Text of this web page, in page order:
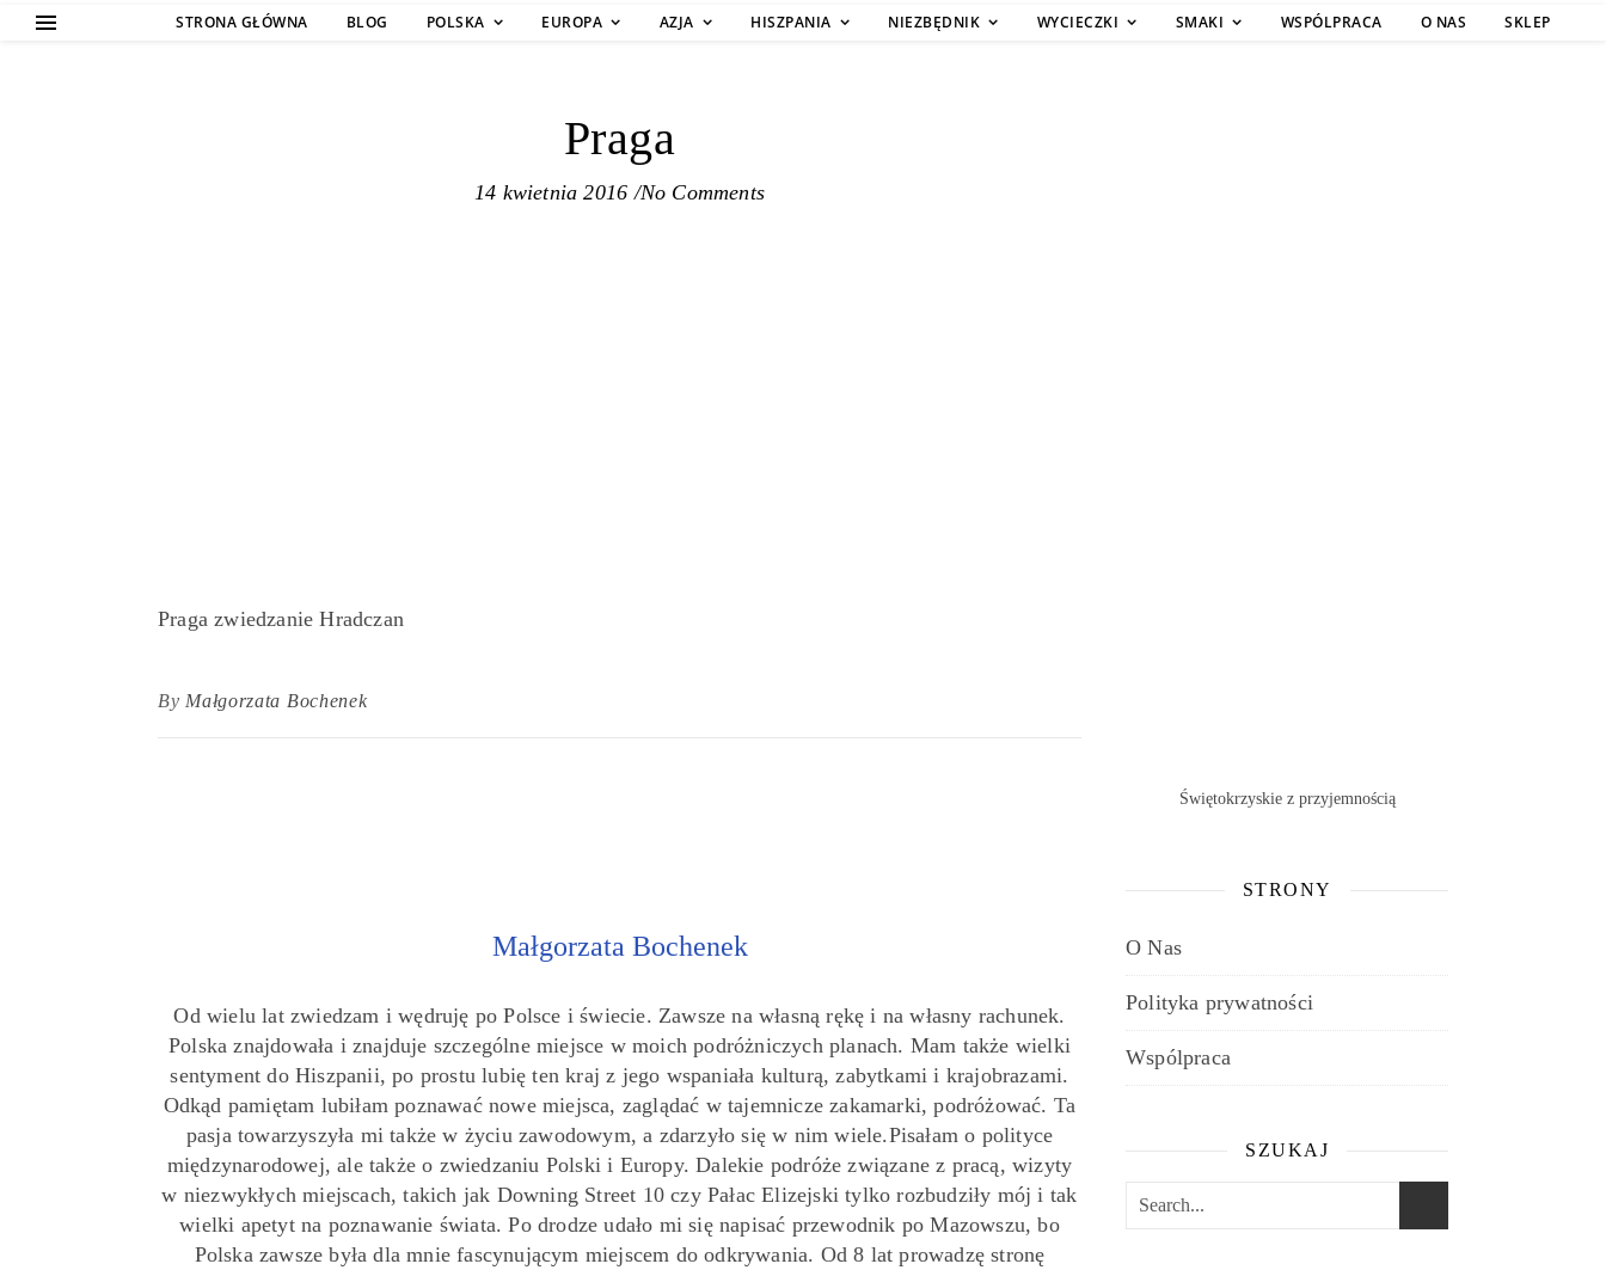
STRONA GŁÓWNA BLOG POLSKA EUROPA AZJA HISZPANIA NIEZBĘDNIK WYCIECZKI SMAKI WSPÓLPRACA O NAS SKLEP
Praga
14 kwietnia 2016 /No Comments
Praga zwiedzanie Hradczan
By Małgorzata Bochenek
Małgorzata Bochenek
Od wielu lat zwiedzam i wędruję po Polsce i świecie. Zawsze na własną rękę i na własny rachunek.
Polska znajdowała i znajduje szczególne miejsce w moich podróżniczych planach. Mam także wielki
sentyment do Hiszpanii, po prostu lubię ten kraj z jego wspaniała kulturą, zabytkami i krajobrazami.
Odkąd pamiętam lubiłam poznawać nowe miejsca, zaglądać w tajemnicze zakamarki, podróżować. Ta
pasja towarzyszyła mi także w życiu zawodowym, a zdarzyło się w nim wiele.Pisałam o polityce
międzynarodowej, ale także o zwiedzaniu Polski i Europy. Dalekie podróże związane z pracą, wizyty
w niezwykłych miejscach, takich jak Downing Street 10 czy Pałac Elizejski tylko rozbudziły mój i tak
wielki apetyt na poznawanie świata. Po drodze udało mi się napisać przewodnik po Mazowszu, bo
Polska zawsze była dla mnie fascynującym miejscem do odkrywania. Od 8 lat prowadzę stronę
Świętokrzyskie z przyjemnością
STRONY
O Nas
Polityka prywatności
Wspólpraca
SZUKAJ